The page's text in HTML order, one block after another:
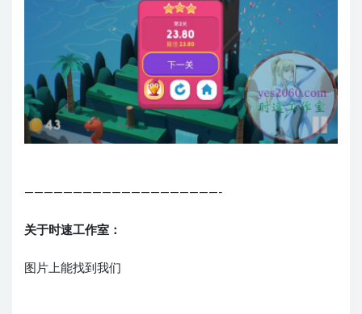
————————————————————-
关于时速工作室：
图片上能找到我们